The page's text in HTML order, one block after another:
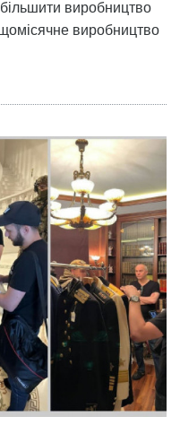
виробництво
виробництво